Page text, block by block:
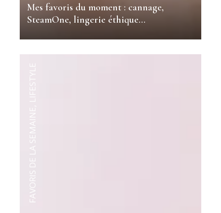
Mes favoris du moment : cannage,
SteamOne, lingerie éthique…
FAVORIS DE LA SEMAINE
,
LIFESTYLE